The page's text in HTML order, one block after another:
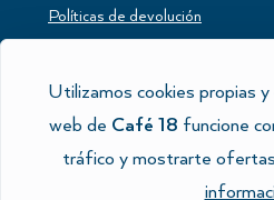
Políticas de devolución
Utilizamos cookies propias
web de Café 18 funcione
tráfico y mostrarte ofertas